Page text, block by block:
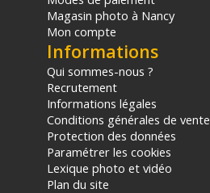
panier.Magasin photo à Nancy
Mon compte
Informations
Qui sommes-nous ?
Recrutement
Informations légales
Conditions générales de vente
Protection des données
Paramétrer les cookies
Lexique photo et vidéo
Plan du site